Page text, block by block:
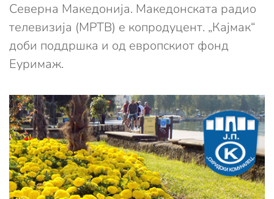
Северна Македонија. Македонската радио
телевизија (МРТВ) е копродуцент. „Кајмак“
доби поддршка и од европскиот фонд
Еуримаж.